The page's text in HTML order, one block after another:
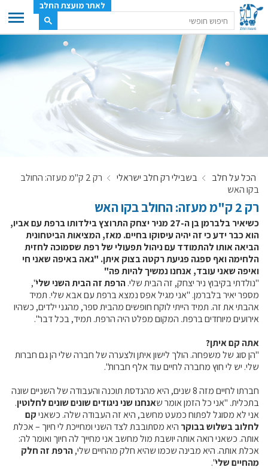
ענף החלב
מועצת החלב
משק החלב
תעשיית החלב
רשימת המחלבות
לאתר יצרני החלב
מחלקות המועצה, עיקרי עיסוקן
מפת הרפתות, הדירים והמחלבות
רשימת טלפונים – מועצת החלב
קול קורא ליצרנים חדשים – בקר / עיזים / כבשים
מכרזים
דרושים
צור קשר
חלב לכל המשפחה
אוכלים בכיף
משקים תיירותיים
פעילויות ומערכים
לאתר מועצת החלב
הכל על חלב בשבילי רק חלב ישראלי
רק 2 ק"מ מעזה: החולב
בקו האש
רק 2 ק"מ מעזה: החולב בקו האש
כשיאיר בלברמן בן ה-27 מניר יצחק התרוצץ בילדותו ברפת עם אביו,
הוא כבר ידע כי זה יהיה עיסוקו בחיים. מאז, המציאות הביטחונית
הביאה אותו להתמודד עם ניהול תפעולי של רפת שסמוכה לחזית
הלחימה ואף ספגה פגיעת רקטה בצוק איתן. "גאה באיפה שאני חי
ואיפה שאני עובד, אנחנו נמשיך להיות פה"
"נולדתי בקיבוץ ניר יצחק, זה הבית שלי.הרפת זה הבית השני שלי",
מספר יאיר בלברמן. "אני מגיל אפס נמצא ברפת עם אבא שלי. תמיד
אהבתי את זה. תמיד הייתי לוקח חופשים מהבית ספר, מהגני ילדים, כשהיו
אירועים מיוחדים ברפת. המקום מפלט היה הרפת. תמיד, בכל דבר".
אתה קם איתן?
"הן סוג של משפחה. הולך לישון איתן ולצערה של חברה שלי הן גם חברות
שלי. יש לי חוץ מחברה לחיים עוד אלף חברות".
חברתו לחיים מזה 8 שנים, היא מהנדסת תוכנה והעבודה של השניים שונה
בתכלית. "אני כל הזמן אומר שאנחנו שני ניגודים שונים שונים לחלוטין.
אני לא מסוגל לפתוח כמעט מחשב, היא זה העבודה שלה. כשאניקם
לחלוב בשלוש בבוקר היא מסתובבת לצד השני ומחייכת לי חיוך – אכלת
אותה. כשאני רואה אותה יושבת מול מחשב אני מחייך לה חיוך ואומר לה:
אכלת אותה. היא מבינה שכמו שהיא חלק מהחיים שלי,הרפת זה חלק
מהחיים שלי".